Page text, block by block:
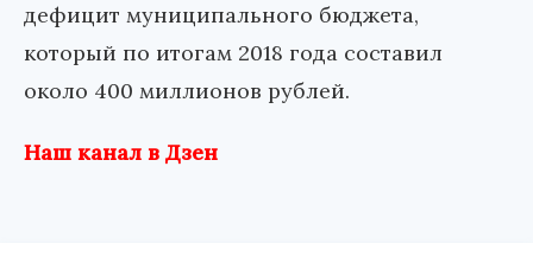
дефицит муниципального бюджета,
который по итогам 2018 года составил
около 400 миллионов рублей.
Наш канал в Дзен